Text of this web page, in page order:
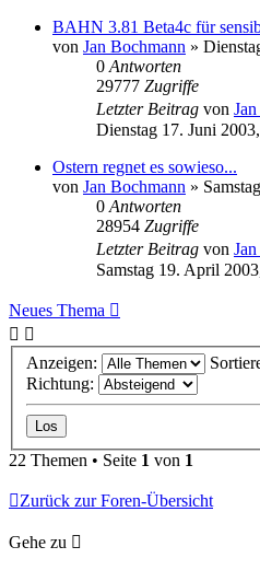
BAHN 3.81 Beta4c für
von Jan Bochmann »
0 Antworten
29777 Zugriffe
Letzter Beitrag von
Dienstag 17. Juni
Ostern regnet es sowieso...
von Jan Bochmann »
0 Antworten
28954 Zugriffe
Letzter Beitrag von
Samstag 19. April
Neues Thema
Anzeigen:
Richtung:
22 Themen • Seite 1 von 1
Zurück zur Foren-Übersicht
Gehe zu